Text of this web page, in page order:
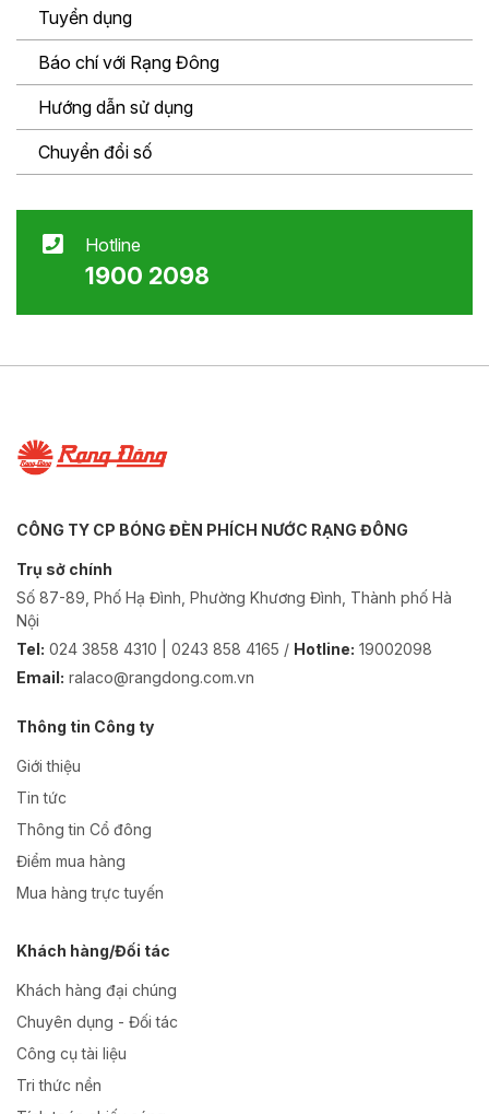
Tuyển dụng
Báo chí với Rạng Đông
Hướng dẫn sử dụng
Chuyển đổi số
Hotline
1900 2098
CÔNG TY CP BÓNG ĐÈN PHÍCH NƯỚC RẠNG ĐÔNG
Trụ sở chính
Số 87-89, Phố Hạ Đình, Phường Khương Đình, Thành phố Hà
Nội
Tel: 024 3858 4310 | 0243 858 4165 / Hotline: 19002098
Email: ralaco@rangdong.com.vn
Thông tin Công ty
Giới thiệu
Tin tức
Thông tin Cổ đông
Điểm mua hàng
Mua hàng trực tuyến
Khách hàng/Đối tác
Khách hàng đại chúng
Chuyên dụng - Đối tác
Công cụ tài liệu
Tri thức nền